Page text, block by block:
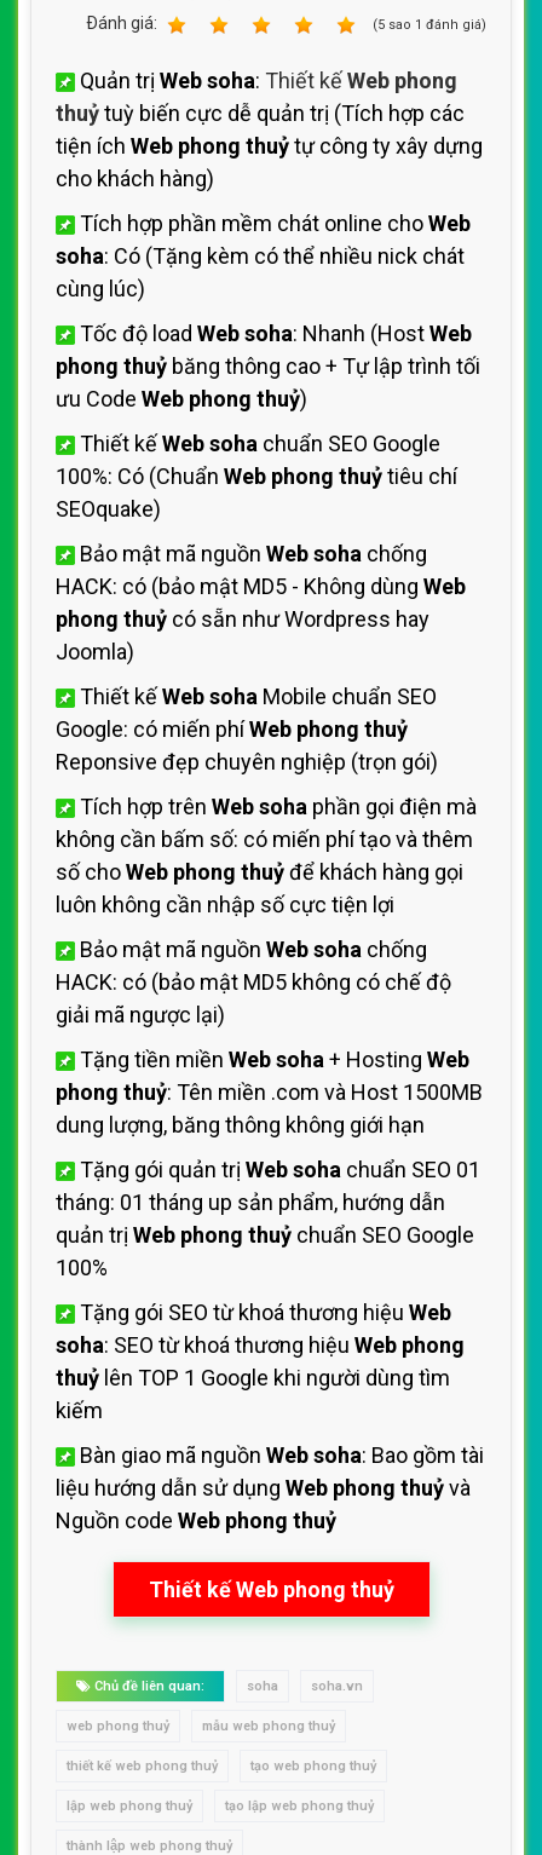
Ðánh giá:
(5 sao 1 đánh giá)
Quản trị Web soha: Thiết kếWeb phong
thuỷtuỳ biến cực dễ quản trị (Tích hợp các
tiện ích Web phong thuỷtự công ty xây dựng
cho khách hàng)
Tích hợp phần mềm chát online choWeb
soha: Có (Tặng kèm có thể nhiều nick chát
cùng lúc)
Tốc độ load Web soha: Nhanh (HostWeb
phong thuỷ băng thông cao + Tự lập trình tối
ưu Code Web phong thuỷ)
Thiết kếWeb soha chuẩn SEO Google
100%: Có (Chuẩn Web phong thuỷtiêu chí
SEOquake)
Bảo mật mã nguồn Web soha chống
HACK: có (bảo mật MD5 - Không dùng Web
phong thuỷ có sẵn như Wordpress hay
Joomla)
Thiết kếWeb soha Mobile chuẩn SEO
Google: có miến phíWeb phong thuỷ
Reponsive đẹp chuyên nghiệp (trọn gói)
Tích hợp trên Web soha phần gọi điện mà
không cần bấm số: có miến phí tạo và thêm
số choWeb phong thuỷđể khách hàng gọi
luôn không cần nhập số cực tiện lợi
Bảo mật mã nguồn Web soha chống
HACK: có (bảo mật MD5 không có chế độ
giải mã ngược lại)
Tặng tiền miền Web soha + Hosting Web
phong thuỷ: Tên miền .com và Host 1500MB
dung lượng, băng thông không giới hạn
Tặng gói quản trị Web soha chuẩn SEO 01
tháng: 01 tháng up sản phẩm, hướng dẫn
quản trị Web phong thuỷ chuẩn SEO Google
100%
Tặng gói SEO từ khoá thương hiệu Web
soha: SEO từ khoá thương hiệu Web phong
thuỷ lên TOP 1 Google khi người dùng tìm
kiếm
Bàn giao mã nguồn Web soha: Bao gồm tài
liệu hướng dẫn sử dụng Web phong thuỷvà
Nguồn code Web phong thuỷ
Thiết kế Web phong thuỷ
Chủ đề liên quan: soha soha.vn
web phong thuỷ mẫu web phong thuỷ
thiết kế web phong thuỷ tạo web phong thuỷ
lập web phong thuỷ tạo lập web phong thuỷ
thành lập web phong thuỷ